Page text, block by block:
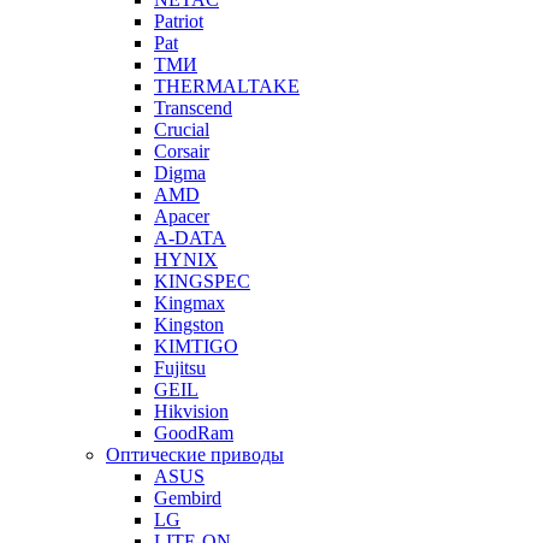
Patriot
Pat
ТМИ
THERMALTAKE
Transcend
Crucial
Corsair
Digma
AMD
Apacer
A-DATA
HYNIX
KINGSPEC
Kingmax
Kingston
KIMTIGO
Fujitsu
GEIL
Hikvision
GoodRam
Оптические приводы
ASUS
Gembird
LG